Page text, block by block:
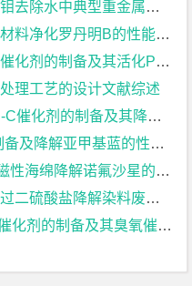
重金属和染料的性能研究文献综述
罗丹明B的性能研究文献综述
活化PMS降解四环素的研究文献综述
理工艺的设计文献综述
及其降解氧氟沙星的研究文献综述
亚甲基蓝的性能研究文献综述
降解诺氟沙星的研究文献综述
酸盐降解染料废水文献综述
及其臭氧催化活性研究文献综述